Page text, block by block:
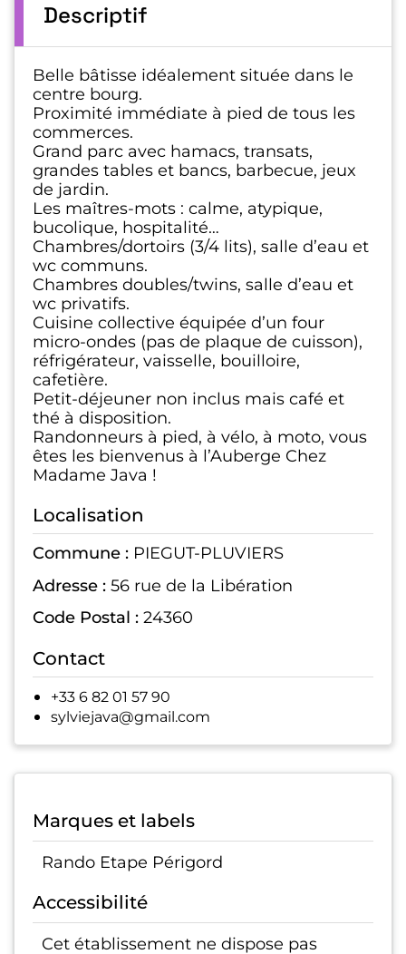
Descriptif
Belle bâtisse idéalement située dans le
centre bourg.
Proximité immédiate à pied de tous les
commerces.
Grand parc avec hamacs, transats,
grandes tables et bancs, barbecue, jeux
de jardin.
Les maîtres-mots : calme, atypique,
bucolique, hospitalité…
Chambres/dortoirs (3/4 lits), salle d’eau et
wc communs.
Chambres doubles/twins, salle d’eau et
wc privatifs.
Cuisine collective équipée d’un four
micro-ondes (pas de plaque de cuisson),
réfrigérateur, vaisselle, bouilloire,
cafetière.
Petit-déjeuner non inclus mais café et
thé à disposition.
Randonneurs à pied, à vélo, à moto, vous
êtes les bienvenus à l’Auberge Chez
Madame Java !
Localisation
Commune : PIEGUT-PLUVIERS
Adresse : 56 rue de la Libération
Code Postal : 24360
Contact
+33 6 82 01 57 90
sylviejava@gmail.com
Marques et labels
Rando Etape Périgord
Accessibilité
Cet établissement ne dispose pas